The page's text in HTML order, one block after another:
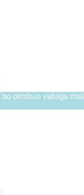
otroštvo vašega